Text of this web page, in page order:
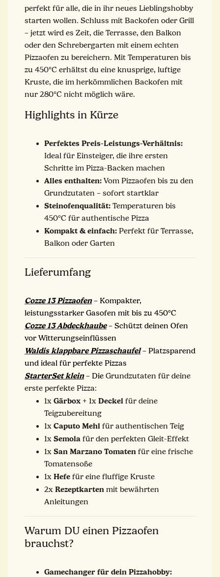
perfekt für alle, die in ihr neues Lieblingshobby
starten wollen. Schluss mit Backofen oder Grill
– jetzt wird es Zeit, die Terrasse, den Balkon
oder den Schrebergarten mit einem echten
Pizzaofen zu bereichern. Mit Temperaturen bis
zu 450°C erhältst du eine knusprige, luftige
Kruste, die im herkömmlichen Backofen mit
nur 280°C nicht möglich wäre.
Highlights in Kürze
Perfektes Preis-Leistungs-Verhältnis:
Ideal für Einsteiger, die ihre ersten
Schritte im Pizza-Backen machen
Alles enthalten: Vom Pizzaofen bis zu den
Grundzutaten – sofort startklar
Steinofenqualität: Temperaturen bis
450°C für authentische Pizza
Kompakt & einfach: Perfekt für Terrasse,
Balkon oder Garten
Lieferumfang
Cozze 13 Pizzaofen– Kompakter,
leistungsstarker Gasofen mit bis zu 450°C
Cozze 13 Abdeckhaube– Schützt deinen Ofen
vor Witterungseinflüssen
Waldis klappbare Pizzaschaufel– Platzsparend
und ideal für perfekte Pizzas
StarterSet klein– Die Grundzutaten für deine
erste perfekte Pizza:
1x Gärbox + 1x Deckel für deine
Teigzubereitung
1x Caputo Mehl für authentischen Teig
1x Semola für den perfekten Gleit-Effekt
1x San Marzano Tomaten für eine frische
Tomatensoße
1x Hefe für eine fluffige Kruste
2x Rezeptkarten mit bewährten
Anleitungen
Warum DU einen Pizzaofen
brauchst?
Gamechanger für dein Pizzahobby: